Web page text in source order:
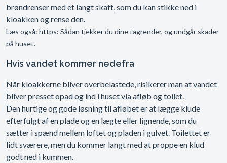
brøndrenser med et langt skaft, som du kan stikke ned i
kloakken og rense den.
Læs også: https: Sådan tjekker du dine tagrender, og undgår skader
på huset.
Hvis vandet kommer nedefra
Når kloakkerne bliver overbelastede, risikerer man at vandet
bliver presset opad og ind i huset via afløb og toilet.
Den hurtige og gode løsning til afløbet er at lægge klude
efterfulgt af en plade og en lægte eller lignende, som du
sætter i spænd mellem loftet og pladen i gulvet. Toilettet er
lidt sværere, men du kommer langt med at proppe en klud
godt ned i kummen.